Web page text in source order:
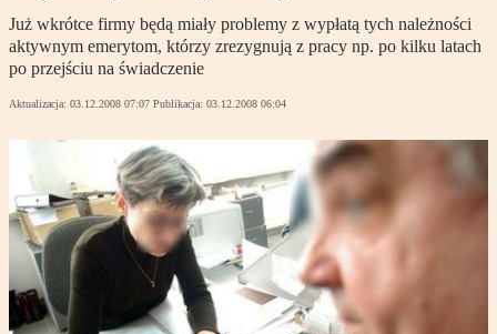
Już wkrótce firmy będą miały problemy z wypłatą tych należności
aktywnym emerytom, którzy zrezygnują z pracy np. po kilku latach
po przejściu na świadczenie
Aktualizacja: 03.12.2008 07:07 Publikacja: 03.12.2008 06:04